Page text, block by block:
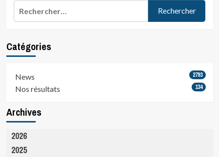
Catégories
News 2793
Nos résultats 134
Archives
2026
2025